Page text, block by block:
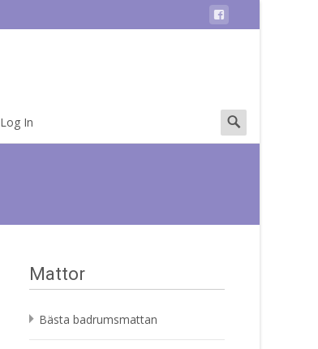
Log In
Search
for:
Mattor
Bästa badrumsmattan